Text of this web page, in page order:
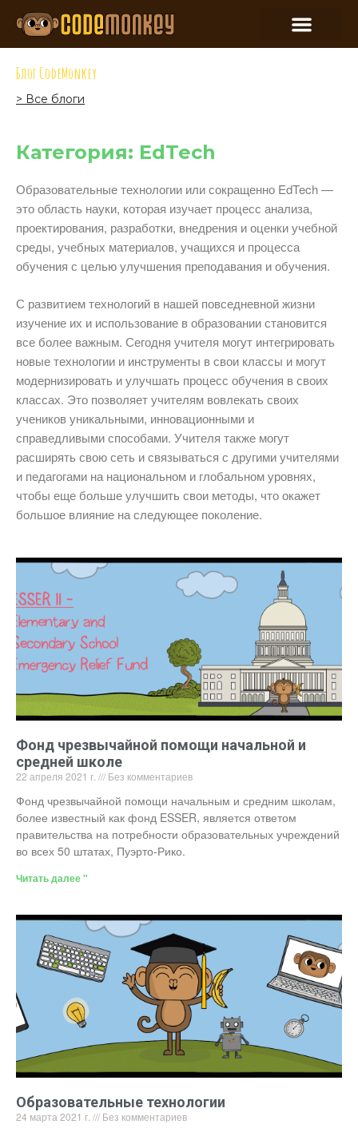
Блог CodeMonkey
> Все блоги
Категория: EdTech
Образовательные технологии или сокращенно EdTech —
это область науки, которая изучает процесс анализа,
проектирования, разработки, внедрения и оценки учебной
среды, учебных материалов, учащихся и процесса
обучения с целью улучшения преподавания и обучения.
С развитием технологий в нашей повседневной жизни
изучение их и использование в образовании становится
все более важным. Сегодня учителя могут интегрировать
новые технологии и инструменты в свои классы и могут
модернизировать и улучшать процесс обучения в своих
классах. Это позволяет учителям вовлекать своих
учеников уникальными, инновационными и
справедливыми способами. Учителя также могут
расширять свою сеть и связываться с другими учителями
и педагогами на национальном и глобальном уровнях,
чтобы еще больше улучшить свои методы, что окажет
большое влияние на следующее поколение.
Фонд чрезвычайной помощи начальной и
средней школе
22 апреля 2021 г. Без комментариев
Фонд чрезвычайной помощи начальным и средним школам,
более известный как фонд ESSER, является ответом
правительства на потребности образовательных учреждений
во всех 50 штатах, Пуэрто-Рико.
Читать далее "
Образовательные технологии
24 марта 2021 г. Без комментариев